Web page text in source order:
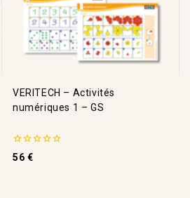
VERITECH – Activités
numériques 1 – GS
0
de
56 €